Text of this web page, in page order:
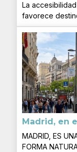
La
favorece
Madrid, en
MADRID, ES
FORMA